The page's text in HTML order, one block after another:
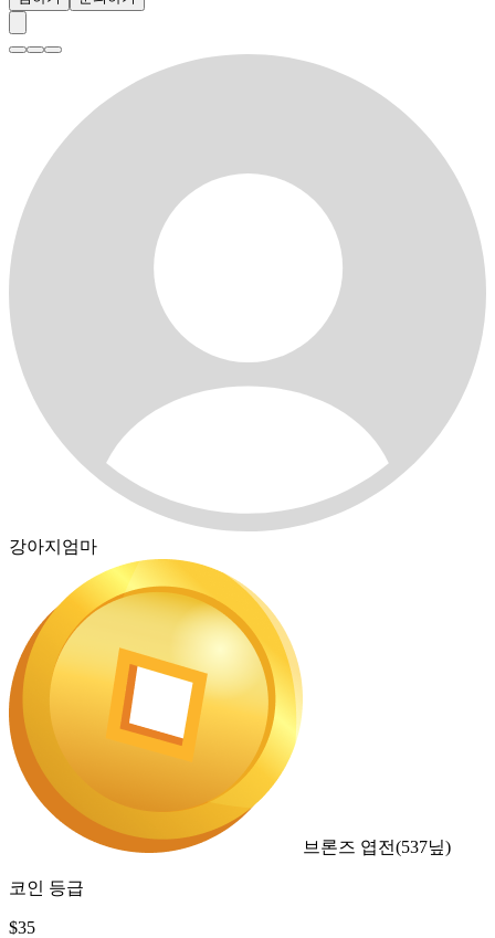
강아지엄마
브론즈 엽전(537닢)
코인 등급
$35